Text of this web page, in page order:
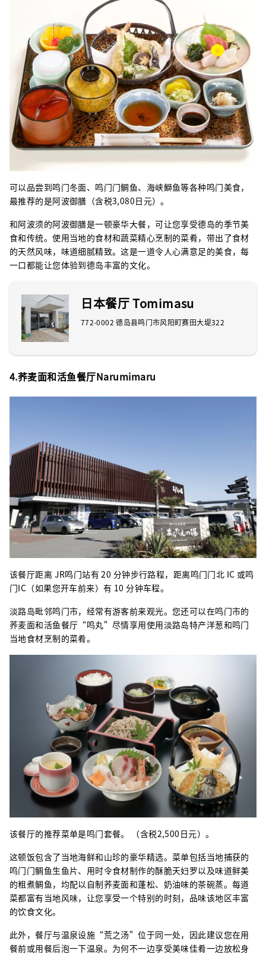
可以品尝到鸣门冬面、鸣门门鲷鱼、海峡鰤鱼等各种鸣门美食，
最推荐的是阿波御膳（含税3,080日元）。
和阿波须的阿波御膳是一顿豪华大餐，可让您享受德岛的季节美
食和传统。使用当地的食材和蔬菜精心烹制的菜肴，带出了食材
的天然风味，味道细腻精致。这是一道令人心满意足的美食，每
一口都能让您体验到德岛丰富的文化。
日本餐厅 Tomimasu
772-0002 德岛县鸣门市风阳町赛田大堤322
4.荞麦面和活鱼餐厅Narumimaru
该餐厅距离 JR鸣门站有 20 分钟步行路程，距离鸣门门北 IC 或鸣
门IC（如果您开车前来）有 10 分钟车程。
淡路岛毗邻鸣门市，经常有游客前来观光。您还可以在鸣门市的
荞麦面和活鱼餐厅“鸣丸”尽情享用使用淡路岛特产洋葱和鸣门
当地食材烹制的菜肴。
该餐厅的推荐菜单是鸣门套餐。 （含税2,500日元）。
这顿饭包含了当地海鲜和山珍的豪华精选。菜单包括当地捕获的
鸣门门鲷鱼生鱼片、用时令食材制作的酥脆天妇罗以及味道鲜美
的粗煮鲷鱼，均配以自制荞麦面和蓬松、奶油味的茶碗蒸。每道
菜都富有当地风味，让您享受一个特别的时刻，品味该地区丰富
的饮食文化。
此外，餐厅与温泉设施“荒之汤”位于同一处，因此建议您在用
餐前或用餐后泡一下温泉。为何不一边享受美味佳肴一边放松身